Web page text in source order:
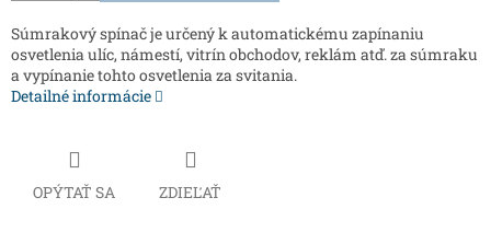
Súmrakový spínač je určený k automatickému zapínaniu
osvetlenia ulíc, námestí, vitrín obchodov, reklám atď. za súmraku
a vypínanie tohto osvetlenia za svitania.
Detailné informácie
OPÝTAŤ SA ZDIEĽAŤ